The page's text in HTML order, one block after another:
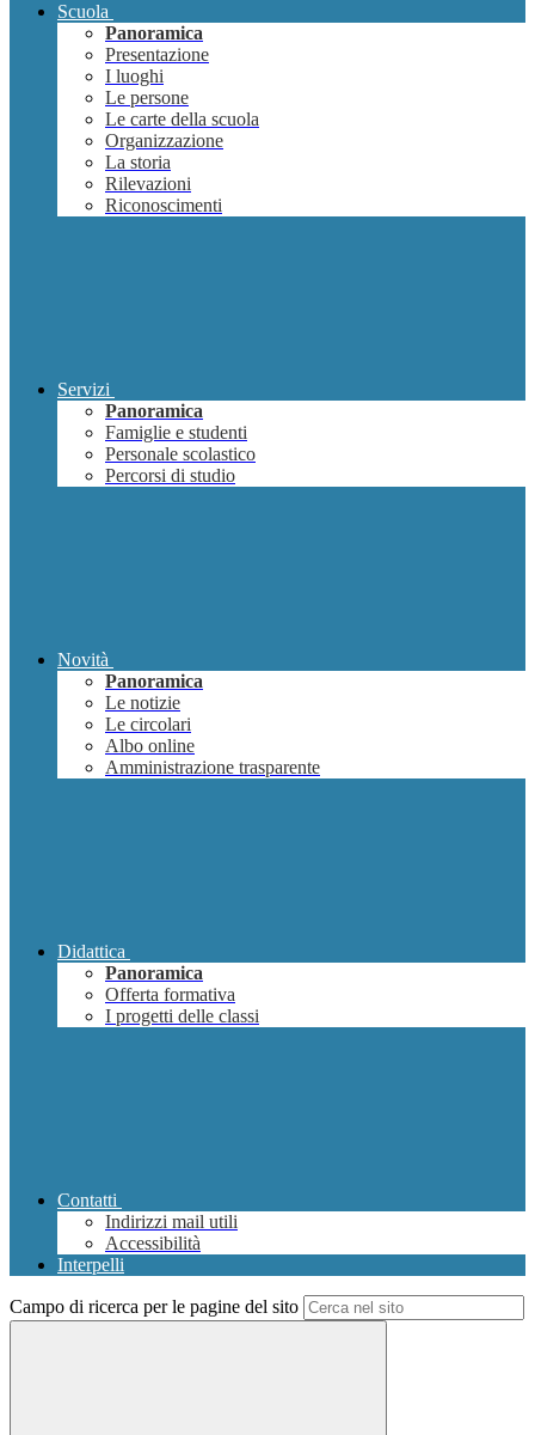
Scuola
Panoramica
Presentazione
I luoghi
Le persone
Le carte della scuola
Organizzazione
La storia
Rilevazioni
Riconoscimenti
Servizi
Panoramica
Famiglie e studenti
Personale scolastico
Percorsi di studio
Novità
Panoramica
Le notizie
Le circolari
Albo online
Amministrazione trasparente
Didattica
Panoramica
Offerta formativa
I progetti delle classi
Contatti
Indirizzi mail utili
Accessibilità
Interpelli
Campo di ricerca per le pagine del sito